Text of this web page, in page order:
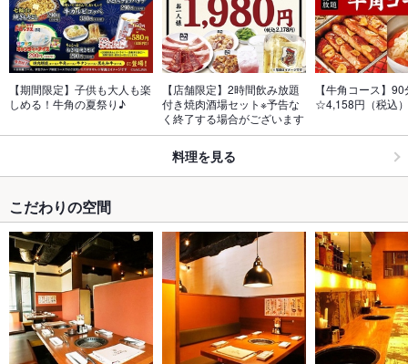
【期間限定】子供も大人も楽
しめる！牛角の夏祭り♪
【店舗限定】2時間飲み放題
付き焼肉酒場セット※予告な
く終了する場合がございます
【牛角コース】
☆4,158円（税込）
料理を見る
こだわりの空間